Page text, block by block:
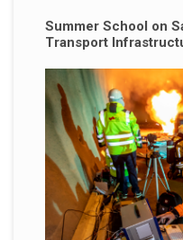
Summer School on
Transport